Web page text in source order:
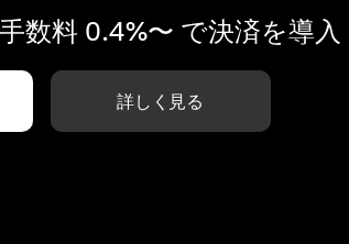
数料 0.4%〜 で決済を導入
詳しく見る